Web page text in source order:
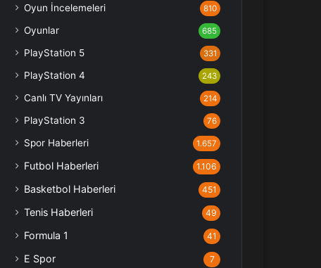
Oyun İncelemeleri 810
Oyunlar 685
PlayStation 5 331
PlayStation 4 243
Canlı TV Yayınları 214
PlayStation 3 76
Spor Haberleri 1.657
Futbol Haberleri 1.106
Basketbol Haberleri 451
Tenis Haberleri 49
Formula 1 41
E Spor 7